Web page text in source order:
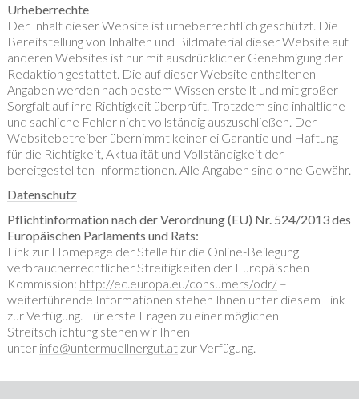
Urheberrechte
Der Inhalt dieser Website ist urheberrechtlich geschützt. Die
Bereitstellung von Inhalten und Bildmaterial dieser Website auf
anderen Websites ist nur mit ausdrücklicher Genehmigung der
Redaktion gestattet. Die auf dieser Website enthaltenen
Angaben werden nach bestem Wissen erstellt und mit großer
Sorgfalt auf ihre Richtigkeit überprüft. Trotzdem sind inhaltliche
und sachliche Fehler nicht vollständig auszuschließen. Der
Websitebetreiber übernimmt keinerlei Garantie und Haftung
für die Richtigkeit, Aktualität und Vollständigkeit der
bereitgestellten Informationen. Alle Angaben sind ohne Gewähr.
Datenschutz
Pflichtinformation nach der Verordnung (EU) Nr. 524/2013 des
Europäischen Parlaments und Rats:
Link zur Homepage der Stelle für die Online-Beilegung
verbraucherrechtlicher Streitigkeiten der Europäischen
Kommission: http://ec.europa.eu/consumers/odr/–
weiterführende Informationen stehen Ihnen unter diesem Link
zur Verfügung. Für erste Fragen zu einer möglichen
Streitschlichtung stehen wir Ihnen
unter info@untermuellnergut.atzur Verfügung.